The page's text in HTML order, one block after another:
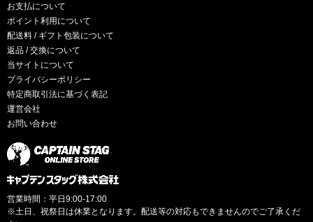
お支払について
ポイント利用について
配送料 / ギフト包装について
返品 / 交換について
当サイトについて
プライバシーポリシー
特定商取引法に基づく表記
運営会社
お問い合わせ
営業時間：平日9:00-17:00
※土日、祝祭日は休業となります。配送等の対応もできませんのでご了承くだ